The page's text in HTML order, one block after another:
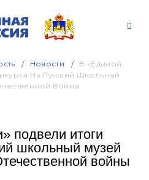
Новости
В «Единой
На Лучший Школьный
Войны
подвели итоги
школьный музей
войны